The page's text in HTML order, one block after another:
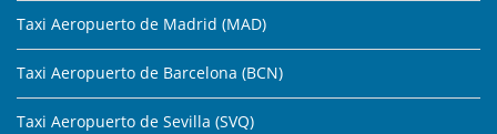
Taxi Aeropuerto de Madrid (MAD)
Taxi Aeropuerto de Barcelona (BCN)
Taxi Aeropuerto de Sevilla (SVQ)